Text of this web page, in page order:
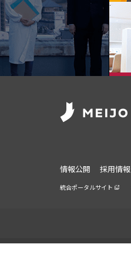
情報公開 採用情報
統合ポータルサイト